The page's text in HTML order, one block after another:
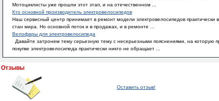
Мотоциклисты уже прошли этот этап, и на отечественном ...
Кто основной производитель электровелосипедов
Наш сервисный центр принимает в ремонт модели электровелосипедов практически
стан мира. Но основной поток и в продажах, и в ремонте ...
Велофары для электровелосипеда
Давайте затронем тему серьезную тему с несерьезными пояснениями, на которую
покупке электровелосипеда практически никто не обращает ...
Отзывы
Оставить отзыв!